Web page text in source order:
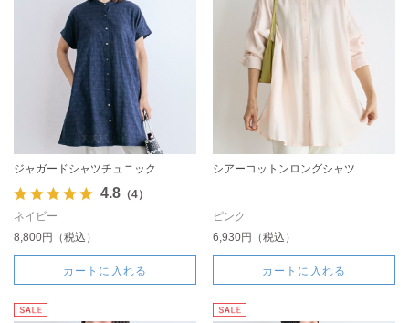
ジャガードシャツチュニック
4.8（4）
ネイビー
8,800円（税込）
カートに入れる
シアーコットンロングシャツ
ピンク
6,930円（税込）
カートに入れる